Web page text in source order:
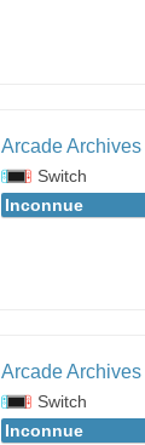
Arcade
Switch
Inconnue
Arcade
Switch
Inconnue